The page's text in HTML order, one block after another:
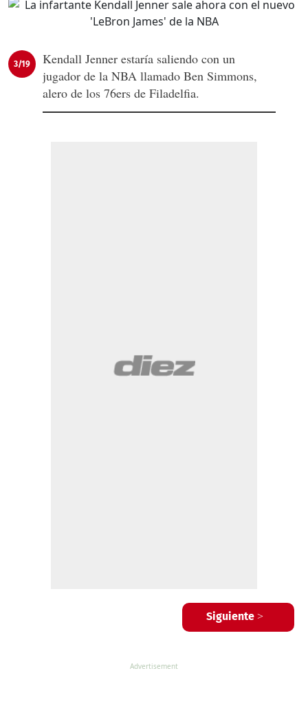
3/19
Kendall Jenner estaría saliendo con un
jugador de la NBA llamado Ben Simmons,
alero de los 76ers de Filadelfia.
Siguiente >